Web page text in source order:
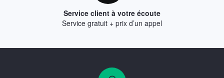
Service client à votre écoute
Service gratuit + prix d’un appel